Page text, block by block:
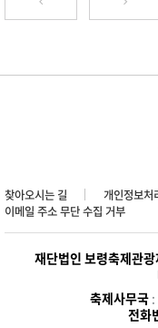
찾아오시는 길 개인정보처
이메일 주소 무단 수집 거부
재단법인 보령축제관
축제사무국
전화